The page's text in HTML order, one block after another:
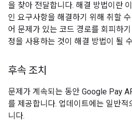
을 찾아 전달합니다. 해결 방법이란
인 요구사항을 해결하기 위해 취할
어 문제가 있는 코드 경로를 회피하
정을 사용하는 것이 해결 방법이 될
후속 조치
문제가 계속되는 동안 Google Pay
를 제공합니다. 업데이트에는 일반적
니다.